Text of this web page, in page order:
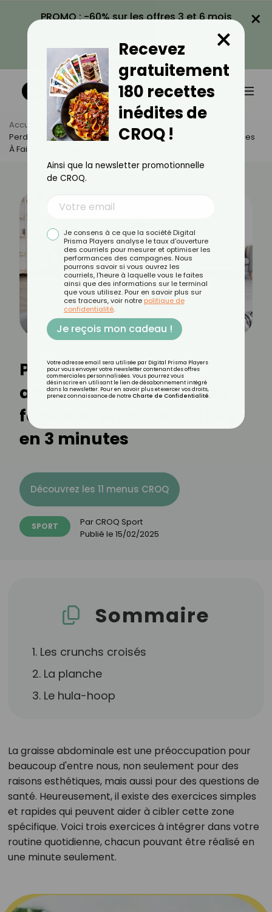
PROMO : -60% sur les offres 3 et 6 mois
VOIR LA PROMO
×
Accueil Actus
Sport
Perdre La Graisse Abdominale : 3 Exercices Faciles Et Efficaces
À Faire En 3 Minutes
Perdre la graisse
abdominale : 3 exercices
faciles et efficaces à faire
en 3 minutes
Découvrez les 11 menus CROQ
SPORT Par CROQ Sport
Publié le 15/02/2025
Sommaire
1. Les crunchs croisés
2. La planche
3. Le hula-hoop
La graisse abdominale est une préoccupation pour
beaucoup d'entre nous, non seulement pour des
raisons esthétiques, mais aussi pour des questions de
santé. Heureusement, il existe des exercices simples
et rapides qui peuvent aider à cibler cette zone
spécifique. Voici trois exercices à intégrer dans votre
routine quotidienne, chacun pouvant être réalisé en
une minute seulement.
Recevez
gratuitement
180 recettes
inédites de
CROQ !
×
Ainsi que la newsletter promotionnelle
de CROQ.
Je consens à ce que la société Digital
Prisma Players analyse le taux d'ouverture
des courriels pour mesurer et optimiser les
performances des campagnes. Nous
pourrons savoir si vous ouvrez les
courriels, l'heure à laquelle vous le faites
ainsi que des informations sur le terminal
que vous utilisez. Pour en savoir plus sur
ces traceurs, voir notre politique de
confidentialité.
Je reçois mon cadeau !
Votre adresse email sera utilisée par Digital Prisma Players
pour vous envoyer votre newsletter contenant des offres
commerciales personnalisées. Vous pourrez vous
désinscrire en utilisant le lien de désabonnement intégré
dans la newsletter. Pour en savoir plus et exercer vos droits,
prenez connaissance de notre Charte de Confidentialité.